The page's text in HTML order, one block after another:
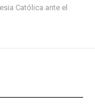
Católica ante el